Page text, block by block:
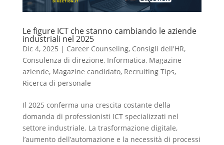
Le figure ICT che stanno cambiando le aziende
industriali nel 2025
Dic 4, 2025 | Career Counseling, Consigli dell'HR,
Consulenza di direzione, Informatica, Magazine
aziende, Magazine candidato, Recruiting Tips,
Ricerca di personale
Il 2025 conferma una crescita costante della
domanda di professionisti ICT specializzati nel
settore industriale. La trasformazione digitale,
l’aumento dell’automazione e la necessità di processi